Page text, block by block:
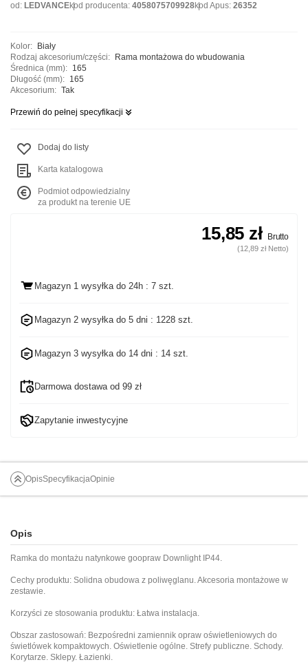
od: LEDVANCEkod producenta: 4058075709928kod Apus: 26352
Kolor: Biały
Rodzaj akcesorium/części: Rama montażowa do wbudowania
Średnica (mm): 165
Długość (mm): 165
Akcesorium: Tak
Przewiń do pełnej specyfikacji
Dodaj do listy
Karta katalogowa
Podmiot odpowiedzialny
za produkt na terenie UE
15,85 zł Brutto
(12,89 zł Netto)
Magazyn 1 wysyłka do 24h : 7 szt.
Magazyn 2 wysyłka do 5 dni : 1228 szt.
Magazyn 3 wysyłka do 14 dni : 14 szt.
Darmowa dostawa od 99 zł
Zapytanie inwestycyjne
OpisSpecyfikacjaOpinie
Opis
Ramka do montażu natynkowe goopraw Downlight IP44.
Cechy produktu: Solidna obudowa z poliwęglanu. Akcesoria montażowe w
zestawie.
Korzyści ze stosowania produktu: Łatwa instalacja.
Obszar zastosowań: Bezpośredni zamiennik opraw oświetleniowych do
świetlówek kompaktowych. Oświetlenie ogólne. Strefy publiczne. Schody.
Korytarze. Sklepy. Łazienki.